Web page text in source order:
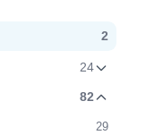
2
24
82
29